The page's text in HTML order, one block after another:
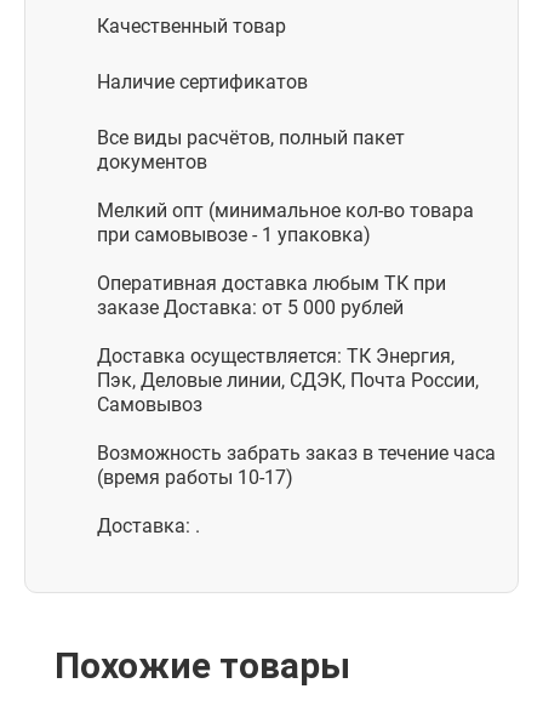
Качественный товар
Наличие сертификатов
Все виды расчётов, полный пакет
документов
Мелкий опт (минимальное кол-во товара
при самовывозе - 1 упаковка)
Оперативная доставка любым ТК при
заказе Доставка: от 5 000 рублей
Доставка осуществляется: ТК Энергия,
Пэк, Деловые линии, СДЭК, Почта России,
Самовывоз
Возможность забрать заказ в течение часа
(время работы 10-17)
Доставка: .
Похожие товары